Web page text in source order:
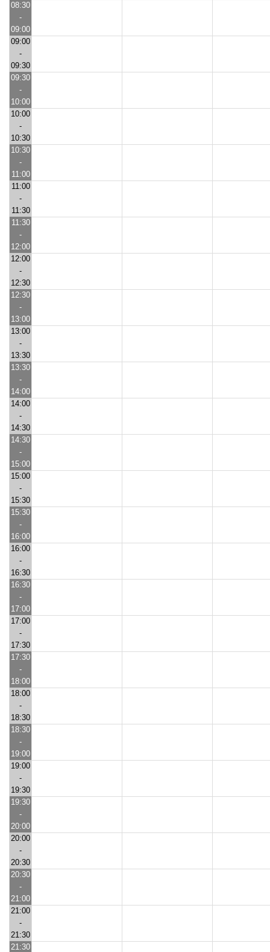
08:30
-
09:00
09:00
-
09:30
09:30
-
10:00
10:00
-
10:30
10:30
-
11:00
11:00
-
11:30
11:30
-
12:00
12:00
-
12:30
12:30
-
13:00
13:00
-
13:30
13:30
-
14:00
14:00
-
14:30
14:30
-
15:00
15:00
-
15:30
15:30
-
16:00
16:00
-
16:30
16:30
-
17:00
17:00
-
17:30
17:30
-
18:00
18:00
-
18:30
18:30
-
19:00
19:00
-
19:30
19:30
-
20:00
20:00
-
20:30
20:30
-
21:00
21:00
-
21:30
21:30